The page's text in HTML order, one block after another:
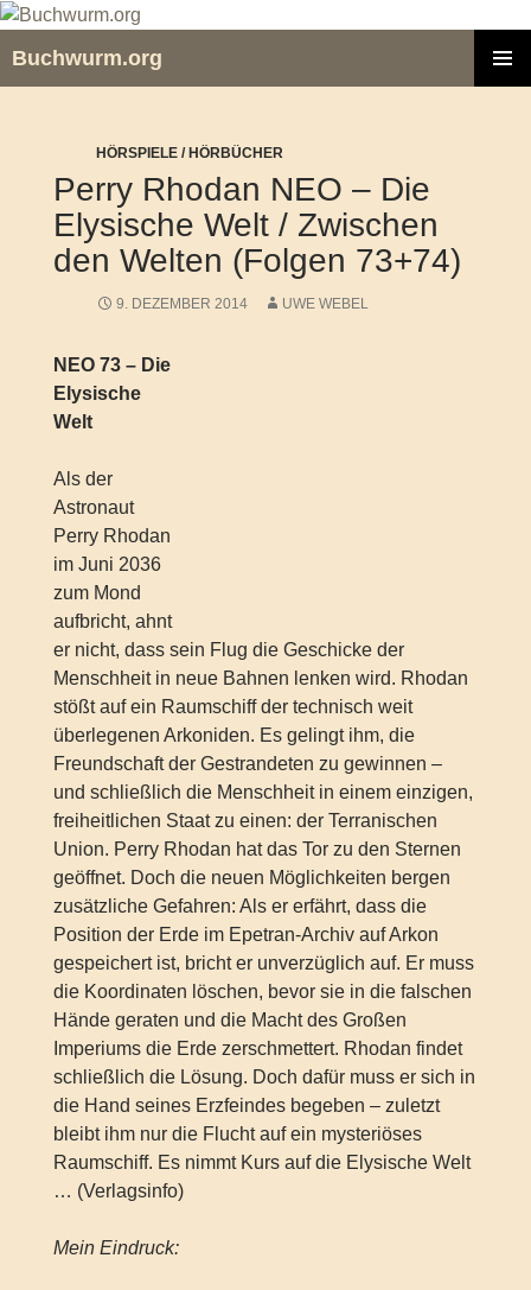
Zum
springen
Buchwurm.org
HÖRSPIELE / HÖRBÜCHER
Perry Rhodan NEO – Die
Elysische Welt / Zwischen
den Welten (Folgen 73+74)
9. DEZEMBER 2014 UWE WEBEL
NEO 73 – Die
Elysische
Welt
Als der
Astronaut
Perry Rhodan
im Juni 2036
zum Mond
aufbricht, ahnt
er nicht, dass sein Flug die Geschicke der
Menschheit in neue Bahnen lenken wird. Rhodan
stößt auf ein Raumschiff der technisch weit
überlegenen Arkoniden. Es gelingt ihm, die
Freundschaft der Gestrandeten zu gewinnen –
und schließlich die Menschheit in einem einzigen,
freiheitlichen Staat zu einen: der Terranischen
Union. Perry Rhodan hat das Tor zu den Sternen
geöffnet. Doch die neuen Möglichkeiten bergen
zusätzliche Gefahren: Als er erfährt, dass die
Position der Erde im Epetran-Archiv auf Arkon
gespeichert ist, bricht er unverzüglich auf. Er muss
die Koordinaten löschen, bevor sie in die falschen
Hände geraten und die Macht des Großen
Imperiums die Erde zerschmettert. Rhodan findet
schließlich die Lösung. Doch dafür muss er sich in
die Hand seines Erzfeindes begeben – zuletzt
bleibt ihm nur die Flucht auf ein mysteriöses
Raumschiff. Es nimmt Kurs auf die Elysische Welt
… (Verlagsinfo)
Mein Eindruck: